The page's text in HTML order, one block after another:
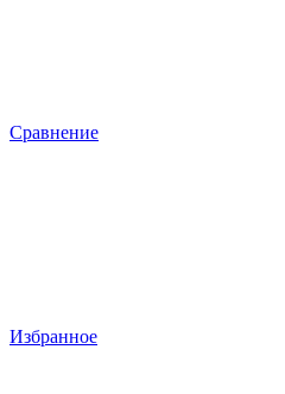
Сравнение
Избранное